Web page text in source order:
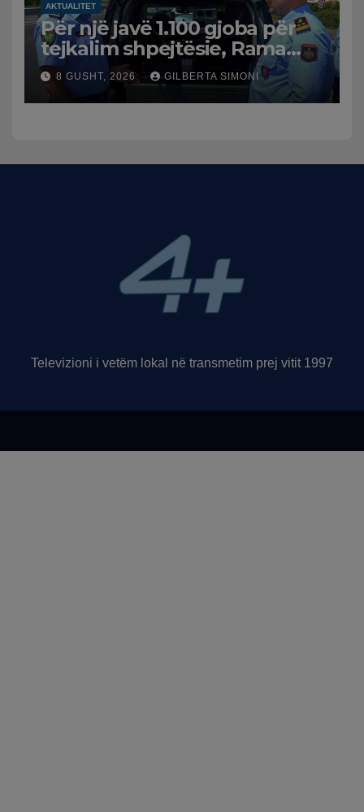
AKTUALITET
Për një javë 1.100 gjoba për
tejkalim shpejtësie, Rama
publikon videon: Kamerat e
trafikut së shpejti në
funksion
8 GUSHT, 2026 GILBERTA SIMONI
Televizioni i vetëm lokal në transmetim prej vitit 1997